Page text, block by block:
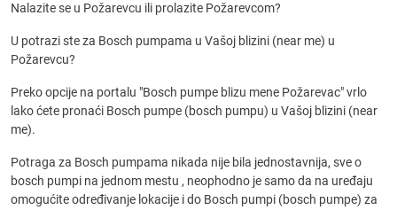
Nalazite se u Požarevcu ili prolazite Požarevcom?
U potrazi ste za Bosch pumpama u Vašoj blizini (near me) u
Požarevcu?
Preko opcije na portalu "Bosch pumpe blizu mene Požarevac" vrlo
lako ćete pronaći Bosch pumpe (bosch pumpu) u Vašoj blizini (near
me).
Potraga za Bosch pumpama nikada nije bila jednostavnija, sve o
bosch pumpi na jednom mestu , neophodno je samo da na uređaju
omogućite određivanje lokacije i do Bosch pumpi (bosch pumpe) za